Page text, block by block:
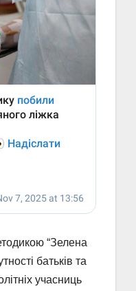
“Зелена
батьків та
учасниць